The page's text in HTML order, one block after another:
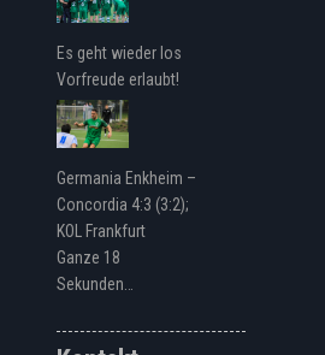
Es geht wieder los
Vorfreude erlaubt!
Germania Enkheim –
Concordia 4:3 (3:2);
KOL Frankfurt
Ganze 18
Sekunden…